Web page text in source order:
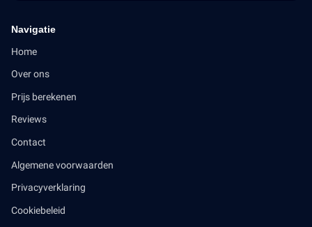
Navigatie
Home
Over ons
Prijs berekenen
Reviews
Contact
Algemene voorwaarden
Privacyverklaring
Cookiebeleid